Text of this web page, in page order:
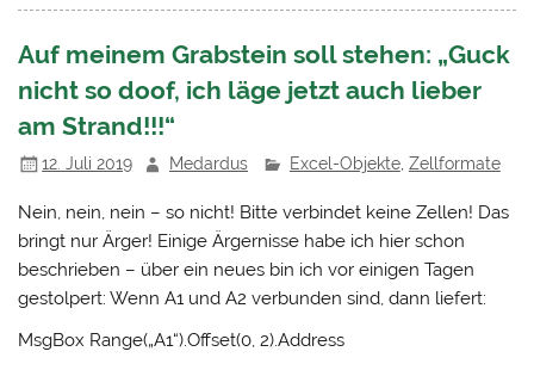
Auf meinem Grabstein soll stehen: „Guck
nicht so doof, ich läge jetzt auch lieber
am Strand!!!“
12. Juli 2019 Medardus Excel-Objekte, Zellformate
Nein, nein, nein – so nicht! Bitte verbindet keine Zellen! Das
bringt nur Ärger! Einige Ärgernisse habe ich hier schon
beschrieben – über ein neues bin ich vor einigen Tagen
gestolpert: Wenn A1 und A2 verbunden sind, dann liefert:
MsgBox Range(„A1“).Offset(0, 2).Address